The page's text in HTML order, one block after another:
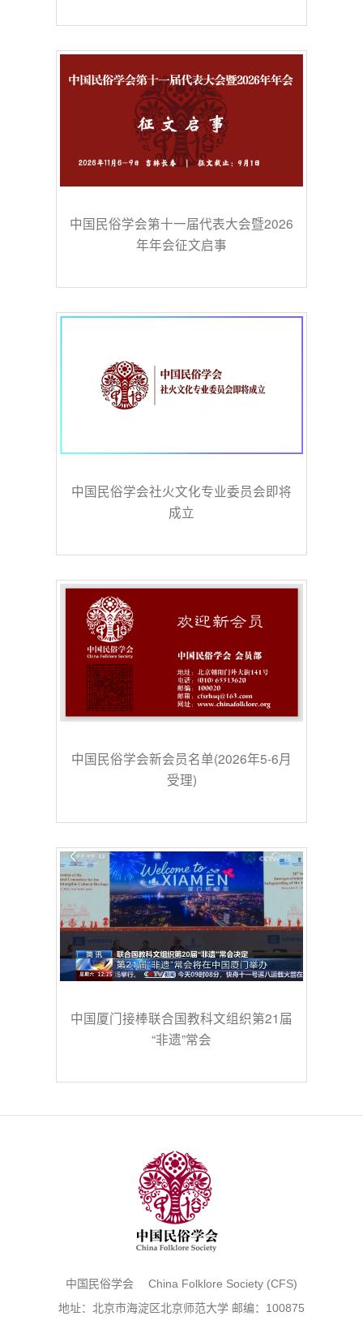
中国民俗学会第十一届代表大会暨2026
年年会征文启事
中国民俗学会社火文化专业委员会即将
成立
中国民俗学会新会员名单(2026年5-6月
受理)
中国厦门接棒联合国教科文组织第21届
“非遗”常会
中国民俗学会 China Folklore Society (CFS)
地址：北京市海淀区北京师范大学 邮编：100875